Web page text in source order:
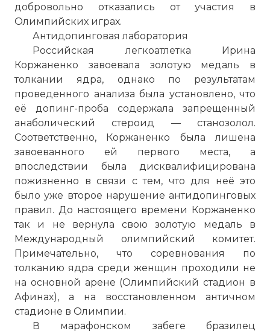
добровольно отказались от участия в
Олимпийских играх.
Антидопинговая лаборатория
Российская легкоатлетка Ирина
Коржаненко завоевала золотую медаль в
толкании ядра, однако по результатам
проведенного анализа была установлено, что
её допинг-проба содержала запрещенный
анаболический стероид — станозолол.
Соответственно, Коржаненко была лишена
завоеванного ей первого места, а
впоследствии была дисквалифицирована
пожизненно в связи с тем, что для неё это
было уже второе нарушение антидопинговых
правил. До настоящего времени Коржаненко
так и не вернула свою золотую медаль в
Международный олимпийский комитет.
Примечательно, что соревнования по
толканию ядра среди женщин проходили не
на основной арене (Олимпийский стадион в
Афинах), а на восстановленном античном
стадионе в Олимпии.
В марафонском забеге бразилец